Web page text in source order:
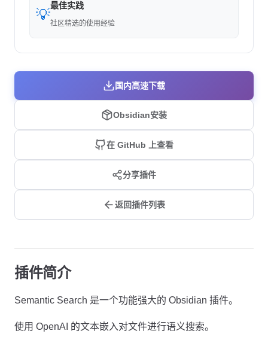
💡
最佳实践
社区精选的使用经验
国内高速下载
Obsidian安装
在 GitHub 上查看
分享插件
返回插件列表
插件简介
Semantic Search 是一个功能强大的 Obsidian 插件。
使用 OpenAI 的文本嵌入对文件进行语义搜索。